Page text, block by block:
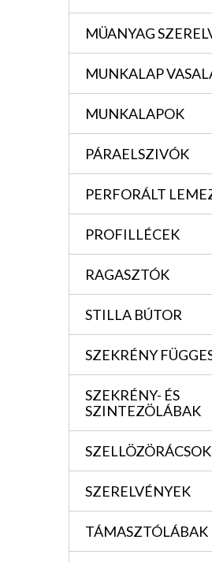
MÜANYAG
MUNKALAP
MUNKALAPOK
PÁRAELSZIVÓK
PERFORÁLT
PROFILLÉCEK
RAGASZTÓK
STILLA BÚTOR
SZEKRÉNY
SZEKRÉNY- ÉS
SZINTEZÖLÁBAK
SZELLÖZÖRÁCSOK
SZERELVÉNYEK
TÁMASZTÓLÁBAK